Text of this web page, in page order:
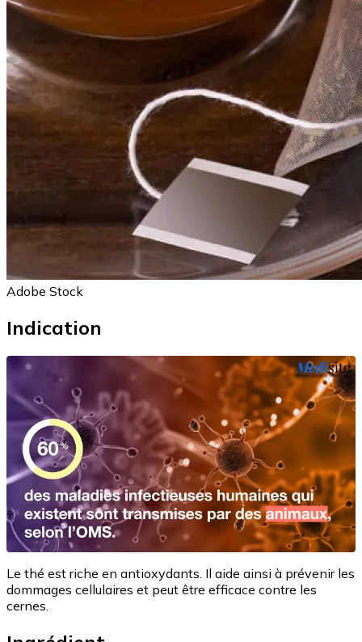
Adobe Stock
Indication
Le thé est riche en antioxydants. Il aide ainsi à prévenir les
dommages cellulaires et peut être efficace contre les
cernes.